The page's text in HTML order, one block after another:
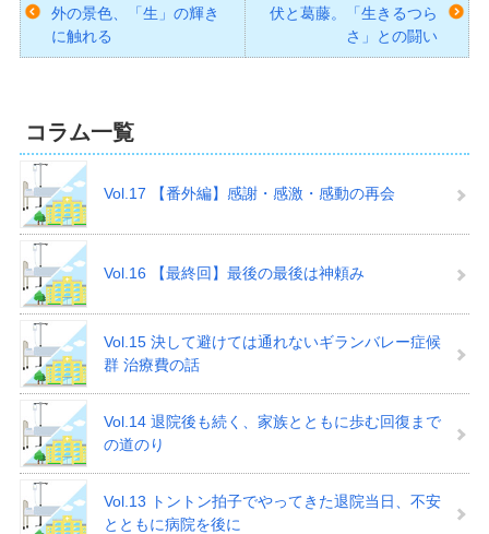
外の景色、「生」の輝き
に触れる
伏と葛藤。「生きるつら
さ」との闘い
コラム一覧
Vol.17 【番外編】感謝・感激・感動の再会
Vol.16 【最終回】最後の最後は神頼み
Vol.15 決して避けては通れないギランバレー症候
群 治療費の話
Vol.14 退院後も続く、家族とともに歩む回復まで
の道のり
Vol.13 トントン拍子でやってきた退院当日、不安
とともに病院を後に